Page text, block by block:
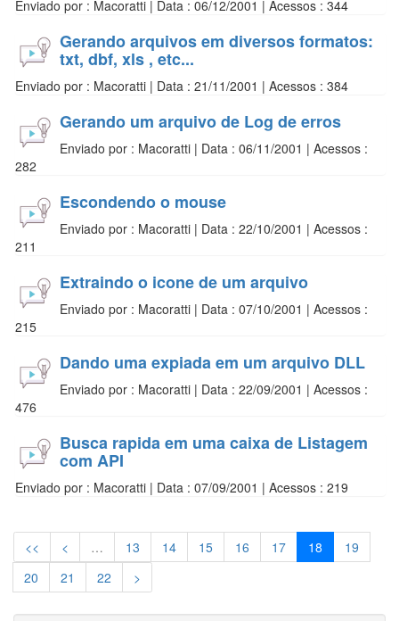
Enviado por : Macoratti | Data : 06/12/2001 | Acessos : 344
Gerando arquivos em diversos formatos:
txt, dbf, xls , etc...
Enviado por : Macoratti | Data : 21/11/2001 | Acessos : 384
Gerando um arquivo de Log de erros
Enviado por : Macoratti | Data : 06/11/2001 | Acessos :
282
Escondendo o mouse
Enviado por : Macoratti | Data : 22/10/2001 | Acessos :
211
Extraindo o icone de um arquivo
Enviado por : Macoratti | Data : 07/10/2001 | Acessos :
215
Dando uma expiada em um arquivo DLL
Enviado por : Macoratti | Data : 22/09/2001 | Acessos :
476
Busca rapida em uma caixa de Listagem
com API
Enviado por : Macoratti | Data : 07/09/2001 | Acessos : 219
<< < … 13 14 15 16 17 18
19
20
21 22 >